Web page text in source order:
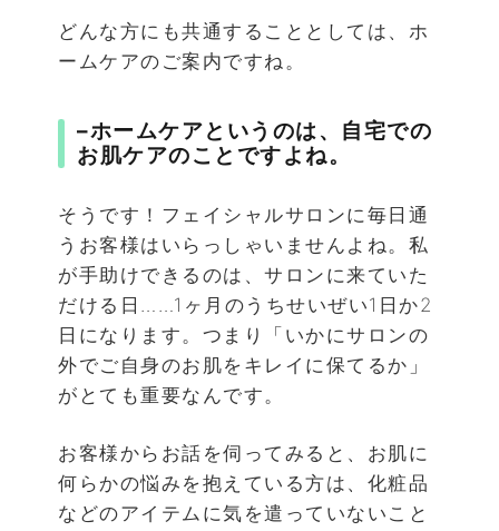
どんな方にも共通することとしては、ホ
ームケアのご案内ですね。
–ホームケアというのは、自宅での
お肌ケアのことですよね。
そうです！フェイシャルサロンに毎日通
うお客様はいらっしゃいませんよね。私
が手助けできるのは、サロンに来ていた
だける日……1ヶ月のうちせいぜい1日か2
日になります。つまり「いかにサロンの
外でご自身のお肌をキレイに保てるか」
がとても重要なんです。
お客様からお話を伺ってみると、お肌に
何らかの悩みを抱えている方は、化粧品
などのアイテムに気を遣っていないこと